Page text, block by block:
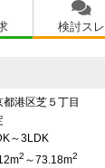
検討スレ
都港区芝５丁目
～3LDK
2 ～73.18m2